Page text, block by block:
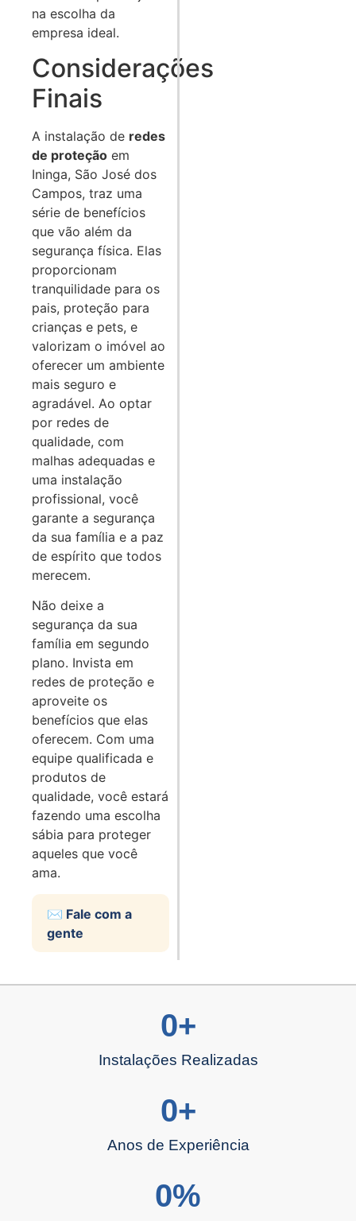
na escolha da
empresa ideal.
Considerações
Finais
A instalação de redes
de proteção em
Ininga, São José dos
Campos, traz uma
série de benefícios
que vão além da
segurança física. Elas
proporcionam
tranquilidade para os
pais, proteção para
crianças e pets, e
valorizam o imóvel ao
oferecer um ambiente
mais seguro e
agradável. Ao optar
por redes de
qualidade, com
malhas adequadas e
uma instalação
profissional, você
garante a segurança
da sua família e a paz
de espírito que todos
merecem.
Não deixe a
segurança da sua
família em segundo
plano. Invista em
redes de proteção e
aproveite os
benefícios que elas
oferecem. Com uma
equipe qualificada e
produtos de
qualidade, você estará
fazendo uma escolha
sábia para proteger
aqueles que você
ama.
✉️ Fale com a
gente
Instalações Realizadas
0+
Anos de Experiência
0+
0%